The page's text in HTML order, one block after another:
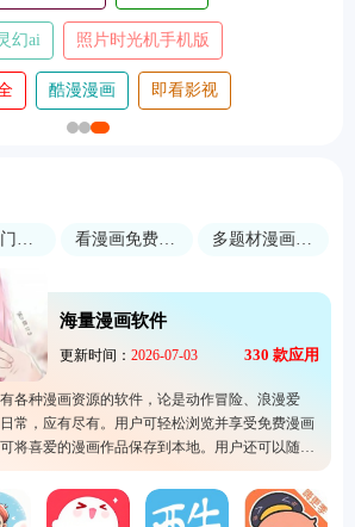
幻ai 照片时光机手机版
酷漫漫画 即看影视
多题材漫画大全
海量漫画软件
更新时间： 2026-07-03 330 款应用
各种漫画资源的软件，论是动作冒险、浪漫爱
常，应有尽有。用户可轻松浏览并享受免费漫画
将喜爱的漫画作品保存到本地。用户还可以随时
友好，搜索功能强大，帮助用户快速找到心仪的